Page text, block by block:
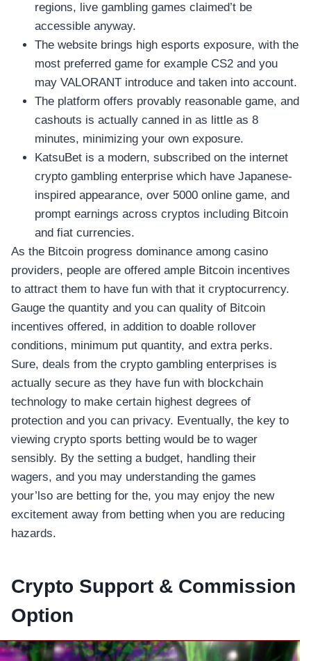
regions, live gambling games claimed’t be
accessible anyway.
The website brings high esports exposure, with the
most preferred game for example CS2 and you
may VALORANT introduce and taken into account.
The platform offers provably reasonable game, and
cashouts is actually canned in as little as 8
minutes, minimizing your own exposure.
KatsuBet is a modern, subscribed on the internet
crypto gambling enterprise which have Japanese-
inspired appearance, over 5000 online game, and
prompt earnings across cryptos including Bitcoin
and fiat currencies.
As the Bitcoin progress dominance among casino
providers, people are offered ample Bitcoin incentives
to attract them to have fun with that it cryptocurrency.
Gauge the quantity and you can quality of Bitcoin
incentives offered, in addition to doable rollover
conditions, minimum put quantity, and extra perks.
Sure, deals from the crypto gambling enterprises is
actually secure as they have fun with blockchain
technology to make certain highest degrees of
protection and you can privacy. Eventually, the key to
viewing crypto sports betting would be to wager
sensibly. By the setting a budget, handling their
wagers, and you may understanding the games
your’lso are betting for the, you may enjoy the new
excitement away from betting when you are reducing
hazards.
Crypto Support & Commission
Option